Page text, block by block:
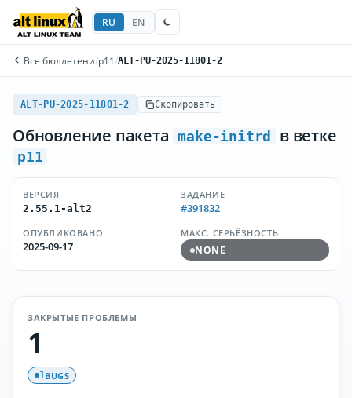
RU EN
Все бюллетени/p11 /ALT-PU-2025-11801-2
ALT-PU-2025-11801-2 Скопировать
Обновление пакета make-initrd в ветке
p11
ВЕРСИЯ
2.55.1-alt2
ЗАДАНИЕ
#391832
ОПУБЛИКОВАНО
2025-09-17
МАКС. СЕРЬЁЗНОСТЬ
NONE
ЗАКРЫТЫЕ ПРОБЛЕМЫ
1
1BUGS